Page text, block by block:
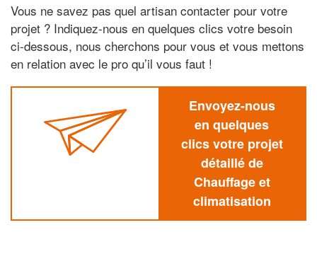
Vous ne savez pas quel artisan contacter pour votre
projet ? Indiquez-nous en quelques clics votre besoin
ci-dessous, nous cherchons pour vous et vous mettons
en relation avec le pro qu’il vous faut !
Envoyez-nous
en quelques
clics votre projet
détaillé de
Chauffage et
climatisation